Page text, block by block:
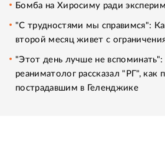
Бомба на Хиросиму ради
"С трудностями мы справимся":
второй месяц живет с
"Этот день лучше не вспоминать":
реаниматолог рассказал "РГ", как
пострадавшим в Геленджике